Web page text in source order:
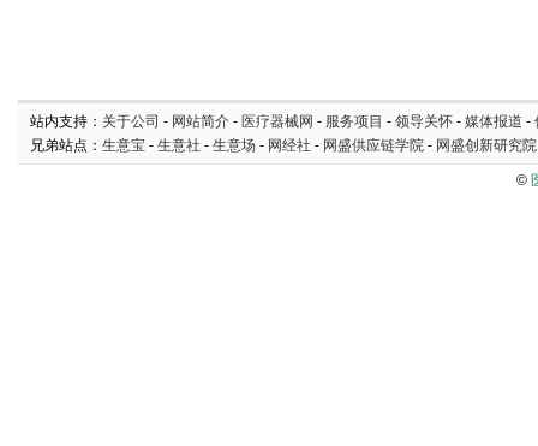
站内支持： 关于公司 - 网站简介 - 医疗器械网 - 服务项目 - 领导关怀 - 媒体报道 -
兄弟站点： 生意宝 - 生意社 - 生意场 - 网经社 - 网盛供应链学院 - 网盛创新研究院
©